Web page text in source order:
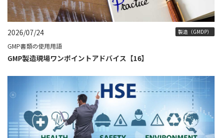
2026/07/24 製造（GMDP）
GMP書類の使用用語
GMP製造現場ワンポイントアドバイス【16】